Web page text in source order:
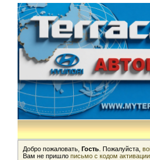
Добро пожаловать, Гость . Пожалуйста,
Вам не пришло письмо с кодом